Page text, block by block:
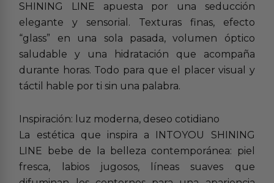
SHINING LINE apuesta por una seducción
elegante y sensorial. Texturas finas, efecto
“glass” en una sola pasada, volumen óptico
saludable y una hidratación que acompaña
durante horas. Todo para que el placer visual y
táctil hable por ti sin una palabra.
Inspiración: luz moderna, deseo cotidiano
La estética que inspira a INTOYOU SHINING
LINE bebe de la belleza contemporánea: piel
fresca, labios jugosos, líneas suaves que